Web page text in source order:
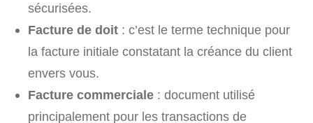
sécurisées.
Facture de doit : c’est le terme technique pour
la facture initiale constatant la créance du client
envers vous.
Facture commerciale : document utilisé
principalement pour les transactions de